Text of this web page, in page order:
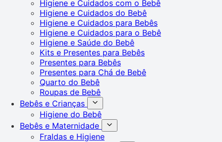
Higiene e Cuidados com o Bebê
Higiene e Cuidados do Bebê
Higiene e Cuidados para Bebês
Higiene e Cuidados para o Bebê
Higiene e Saúde do Bebê
Kits e Presentes para Bebês
Presentes para Bebês
Presentes para Chá de Bebê
Quarto do Bebê
Roupas de Bebê
Bebês e Crianças
Higiene do Bebê
Bebês e Maternidade
Fraldas e Higiene